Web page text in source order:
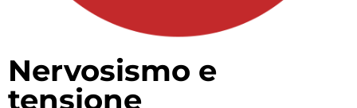
Nervosismo e
tensione